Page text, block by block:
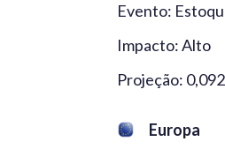
Evento:
Impacto: Alto
Projeção:
Europa